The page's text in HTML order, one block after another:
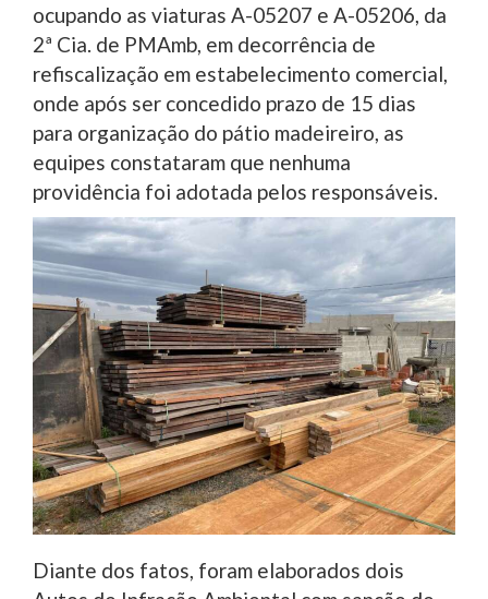
ocupando as viaturas A-05207 e A-05206, da
2ª Cia. de PMAmb, em decorrência de
refiscalização em estabelecimento comercial,
onde após ser concedido prazo de 15 dias
para organização do pátio madeireiro, as
equipes constataram que nenhuma
providência foi adotada pelos responsáveis.
Diante dos fatos, foram elaborados dois